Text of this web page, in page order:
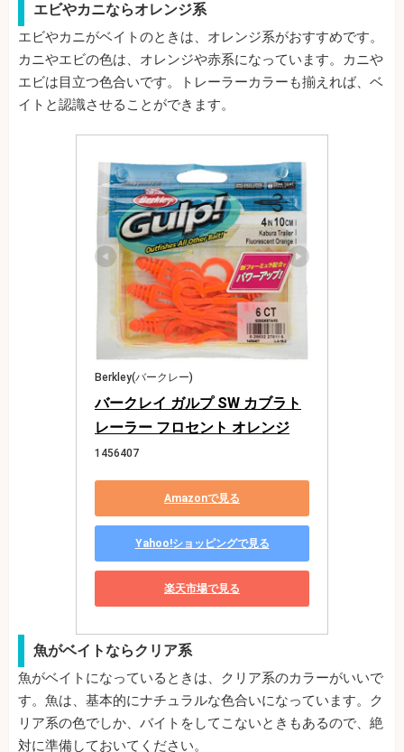
エビやカニならオレンジ系
エビやカニがベイトのときは、オレンジ系がおすすめです。
カニやエビの色は、オレンジや赤系になっています。カニや
エビは目立つ色合いです。トレーラーカラーも揃えれば、ベ
イトと認識させることができます。
Berkley(バークレー)
バークレイ ガルプ SW カブラト
レーラー フロセント オレンジ
1456407
Amazonで見る
Yahoo!ショッピングで見る
楽天市場で見る
魚がベイトならクリア系
魚がベイトになっているときは、クリア系のカラーがいいで
す。魚は、基本的にナチュラルな色合いになっています。ク
リア系の色でしか、バイトをしてこないときもあるので、絶
対に準備しておいてください。